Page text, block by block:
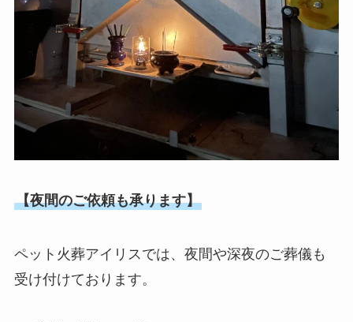
【夜間のご依頼も承ります】
ペット火葬アイリスでは、夜間や深夜のご葬儀も
受け付けております。